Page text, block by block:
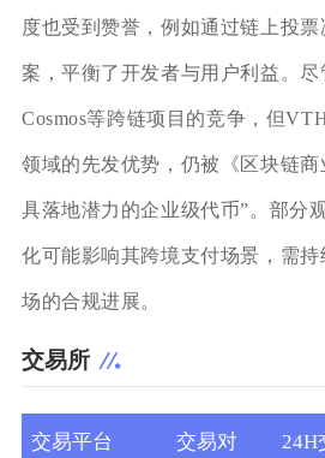
度也受到赞誉，例如通过链上投
案，平衡了开发者与用户利益。尽
Cosmos等跨链项目的竞争，但
领域的先发优势，仍被《区块链
具落地潜力的企业级代币”。部分
化可能影响其跨境支付场景，需
场的合规进展。
交易所
交易平台 交易对 24H